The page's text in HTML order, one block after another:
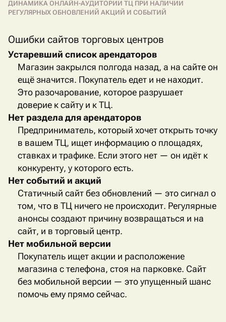
ДИНАМИКА ОНЛАЙН-АУДИТОРИИ ТЦ ПРИ НАЛИЧИИ
РЕГУЛЯРНЫХ ОБНОВЛЕНИЙ АКЦИЙ И СОБЫТИЙ
Ошибки сайтов торговых центров
Устаревший список арендаторов
Магазин закрылся полгода назад, а на сайте он
ещё значится. Покупатель едет и не находит.
Это разочарование, которое разрушает
доверие к сайту и к ТЦ.
Нет раздела для арендаторов
Предприниматель, который хочет открыть точку
в вашем ТЦ, ищет информацию о площадях,
ставках и трафике. Если этого нет — он идёт к
конкуренту, у которого есть.
Нет событий и акций
Статичный сайт без обновлений — это сигнал о
том, что в ТЦ ничего не происходит. Регулярные
анонсы создают причину возвращаться и на
сайт, и в торговый центр.
Нет мобильной версии
Покупатель ищет акции и расположение
магазина с телефона, стоя на парковке. Сайт
без мобильной версии — это упущенный шанс
помочь ему прямо сейчас.